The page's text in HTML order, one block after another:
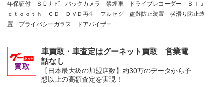
年保証付 ＳＤナビ バックカメラ 禁煙車 ドライブレコーダー Ｂｌｕ
ｅｔｏｏｔｈ ＣＤ ＤＶＤ再生 フルセグ 盗難防止装置 横滑り防止装
置 プライバシーガラス ドアバイザー
車買取・車査定はグーネット買取 営業電
話なし
【日本最大級の加盟店数】約30万のデータから予
想以上の高額査定を実現！